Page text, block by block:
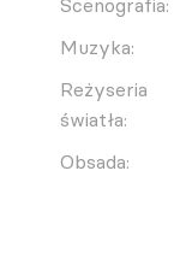
Muzyka:
Reżyseria
światła:
Obsada: